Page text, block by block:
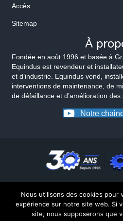
Accès
Sitemap
À
Fondée en août 1996 et basée à
Equindus est revendeur et
et d’industrie. Equindus vend,
interventions de maintenance, de
de défaillance et d’amélioration des
Notre
© 2026
Nous utilisons des cookies pour
expérience sur notre site web. Si
site, nous supposerons que